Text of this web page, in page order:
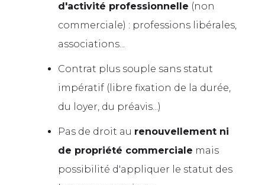
d'activité professionnelle (non
commerciale) : professions libérales,
associations...
Contrat plus souple sans statut
impératif (libre fixation de la durée,
du loyer, du préavis...)
Pas de droit au renouvellement ni
de propriété commerciale mais
possibilité d'appliquer le statut des